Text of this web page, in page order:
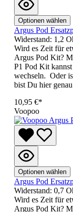
Optionen wählen
Argus Pod
Widerstand: 1,2
Wird es Zeit für
Argus Pod Kit?
P1 Pod Kit
wechseln. Oder
bist Du hier
10,95 €*
Voopoo
Optionen wählen
Argus Pod
Widerstand: 0,7
Wird es Zeit für
Argus Pod Kit?